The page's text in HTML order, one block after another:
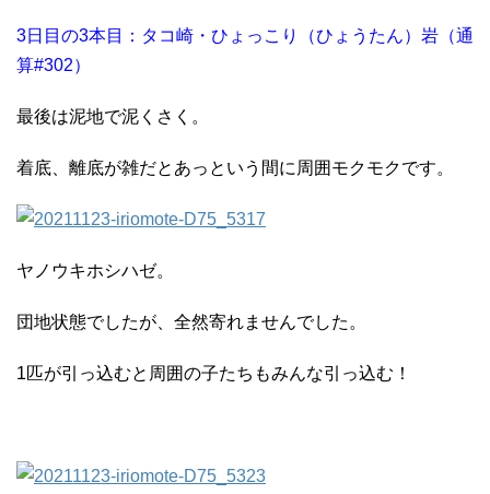
3日目の3本目：タコ崎・ひょっこり（ひょうたん）岩（通
算#302）
最後は泥地で泥くさく。
着底、離底が雑だとあっという間に周囲モクモクです。
ヤノウキホシハゼ。
団地状態でしたが、全然寄れませんでした。
1匹が引っ込むと周囲の子たちもみんな引っ込む！